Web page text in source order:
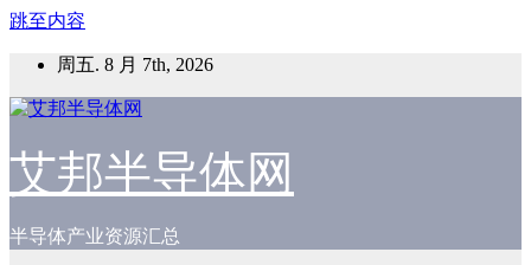
跳至内容
周五. 8 月 7th, 2026
艾邦半导体网
半导体产业资源汇总